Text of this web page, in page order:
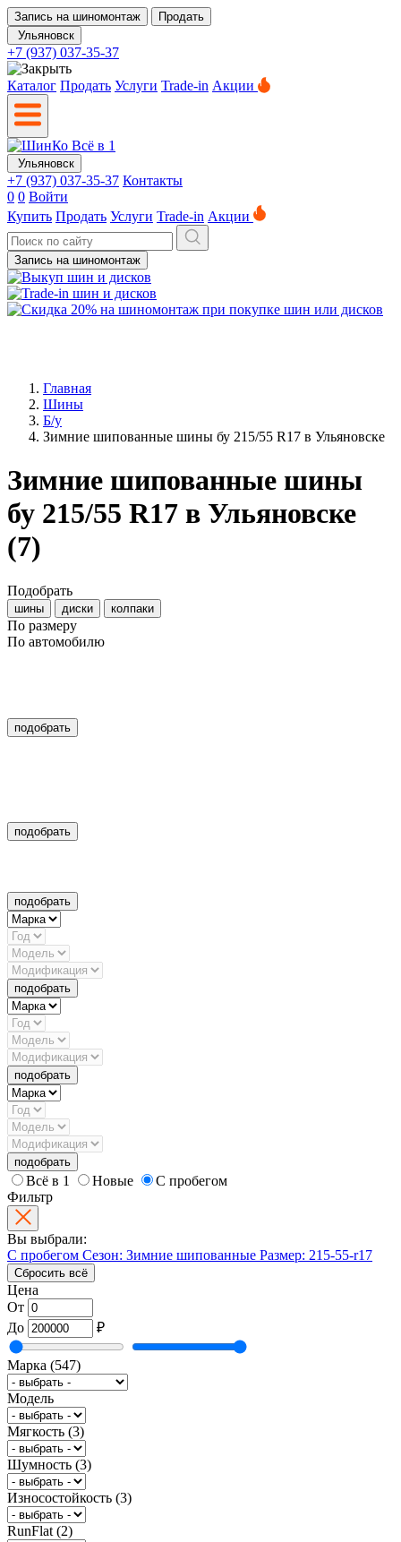
Запись на шиномонтаж
Продать
Ульяновск
+7 (937) 037-35-37
Каталог Продать Услуги Trade-in Акции
Ульяновск
+7 (937) 037-35-37 Контакты
0 0 Войти
Купить Продать Услуги Trade-in Акции
Запись на шиномонтаж
Главная
Шины
Б/у
Зимние шипованные шины бу 215/55 R17 в Ульяновске
Зимние шипованные шины
бу 215/55 R17 в Ульяновске
(7)
Подобрать
шины диски колпаки
По размеру
По автомобилю
подобрать
подобрать
подобрать
подобрать
подобрать
подобрать
Всё в 1 Новые
С пробегом
Фильтр
Вы выбрали:
С пробегом Сезон: Зимние шипованные Размер: 215-55-r17
Сбросить всё
Цена
От
До
₽
Марка (547)
Модель
Мягкость (3)
Шумность (3)
Износостойкость (3)
RunFlat (2)